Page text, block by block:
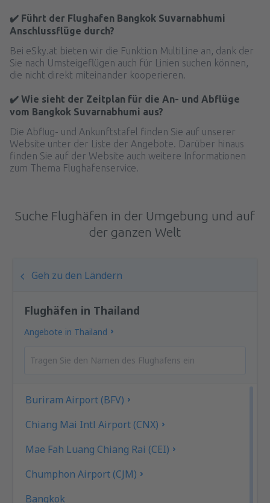
✔️ Führt der Flughafen Bangkok Suvarnabhumi
Anschlussflüge durch?
Bei eSky.at bieten wir die Funktion MultiLine an, dank der
Sie nach Umsteigeflügen auch für Linien suchen können,
die nicht direkt miteinander kooperieren.
✔️ Wie sieht der Zeitplan für die An- und Abflüge
vom Bangkok Suvarnabhumi aus?
Die Abflug- und Ankunftstafel finden Sie auf unserer
Website unter der Liste der Angebote. Darüber hinaus
finden Sie auf der Website auch weitere Informationen
zum Thema Flughafenservice.
Suche Flughäfen in der Umgebung und auf
der ganzen Welt
Geh zu den Ländern
Flughäfen in Thailand
Angebote in Thailand
Buriram Airport (BFV)
Chiang Mai Intl Airport (CNX)
Mae Fah Luang Chiang Rai (CEI)
Chumphon Airport (CJM)
Bangkok